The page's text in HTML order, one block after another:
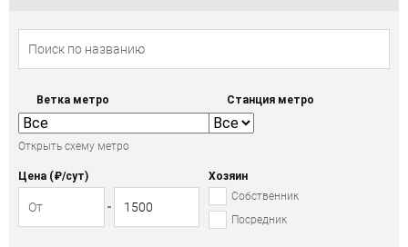
Ветка метро
Открыть схему метро
Станция метро
Цена (₽/cут)
Хозяин
Собственник
Посредник